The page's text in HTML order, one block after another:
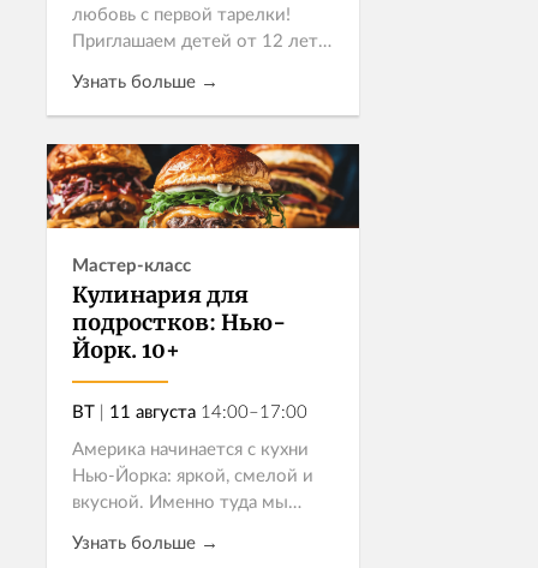
любовь с первой тарелки!
Приглашаем детей от 12 лет
выбрать свое настроение.
Карбонара для классиков,
чёрные спагетти с креветками
для экспериментаторов...
Узнать больше →
Записаться
Мастер-класс
Кулинария для
подростков: Нью-
Йорк. 10+
ВТ | 11 августа 14:00–17:00
Америка начинается с кухни
Нью-Йорка: яркой, смелой и
вкусной. Именно туда мы
нашем мастер-классе. Это
Узнать больше →